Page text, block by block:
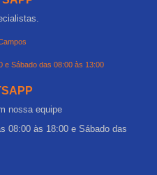
e Sábado das 08:00 às 13:00
nossa equipe
08:00 às 18:00 e Sábado das